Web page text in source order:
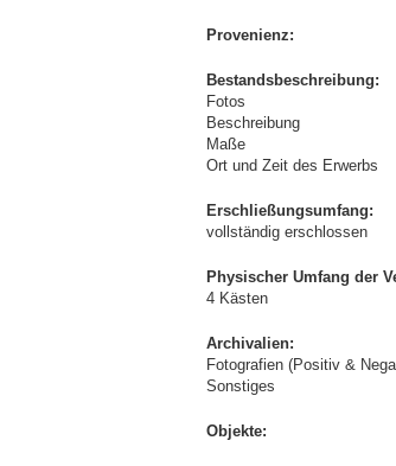
Provenienz:
Bestandsbeschreibung:
Fotos
Beschreibung
Maße
Ort und Zeit des Erwerbs
Erschließungsumfang:
vollständig erschlossen
Physischer Umfang der
4 Kästen
Archivalien:
Fotografien (Positiv &
Sonstiges
Objekte: